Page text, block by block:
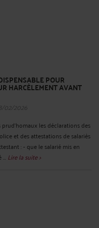
POUR
HARCÈLEMENT AVANT
02/2026
les déclarations des
et des attestations de salariés
: - que le salarié mis en
Lire la suite >